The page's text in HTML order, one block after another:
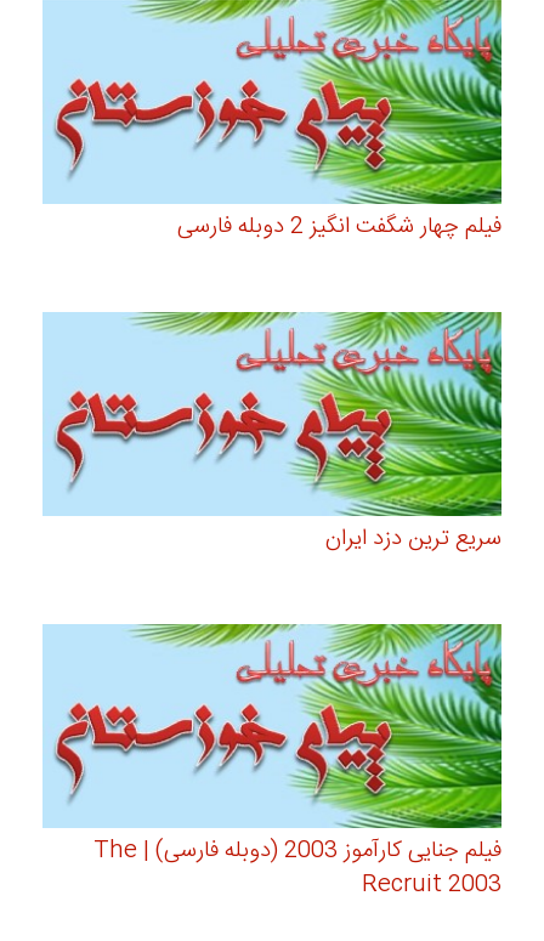
فیلم چهار شگفت انگیز 2 دوبله فارسی
سریع ترین دزد ایران
فیلم جنایی کارآموز 2003 (دوبله فارسی) | The
Recruit 2003